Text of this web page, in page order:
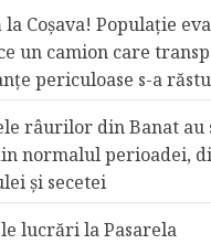
Coşava! Populaţie
un camion care
periculoase s-a
râurilor din Banat au
normalul perioadei,
şi secetei
lucrări la Pasarela